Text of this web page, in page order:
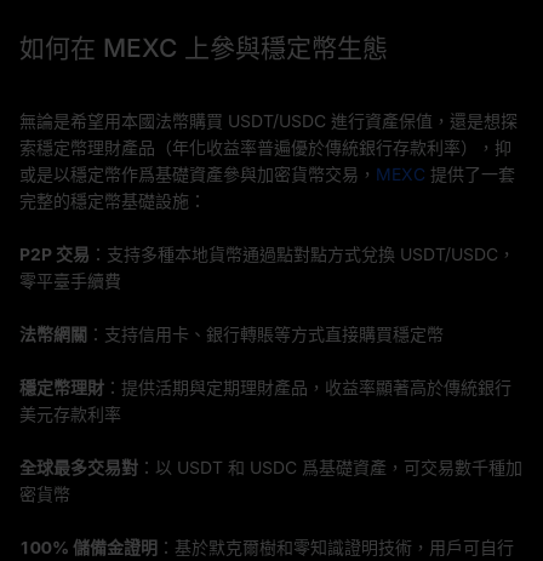
如何在 MEXC 上參與穩定幣生態
無論是希望用本國法幣購買 USDT/USDC 進行資產保值，還是想探
索穩定幣理財產品（年化收益率普遍優於傳統銀行存款利率），抑
或是以穩定幣作爲基礎資產參與加密貨幣交易， MEXC 提供了一套
完整的穩定幣基礎設施：
P2P 交易 ：支持多種本地貨幣通過點對點方式兌換 USDT/USDC，
零平臺手續費
法幣網關 ：支持信用卡、銀行轉賬等方式直接購買穩定幣
穩定幣理財 ：提供活期與定期理財產品，收益率顯著高於傳統銀行
美元存款利率
全球最多交易對 ：以 USDT 和 USDC 爲基礎資產，可交易數千種加
密貨幣
100% 儲備金證明 ：基於默克爾樹和零知識證明技術，用戶可自行